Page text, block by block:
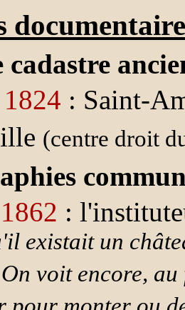
cadastre
: Saint-
(centre droit
:
existait un
voit encore,